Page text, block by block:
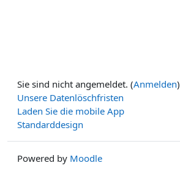
Sie sind nicht angemeldet. (Anmelden)
Unsere Datenlöschfristen
Laden Sie die mobile App
Standarddesign
Powered by Moodle